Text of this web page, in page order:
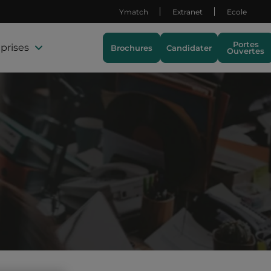
Ymatch Extranet Ecole
Brochures Candidater Portes
Ouvertes